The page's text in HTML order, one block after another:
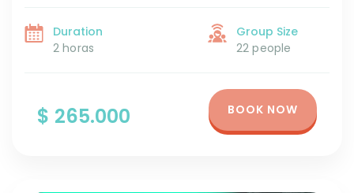
de Ushuaia es reconocida como una de las más
exquisitas del país. Los sabores fueguinos hablan de su
historia y variedad de productos.
Duration
2 horas
Group Size
22 people
$ 265.000 BOOK NOW